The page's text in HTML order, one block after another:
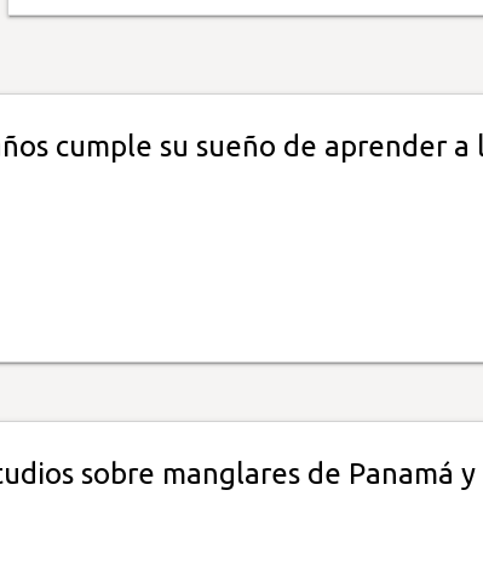
cumple su sueño de aprender a
sobre manglares de Panamá y